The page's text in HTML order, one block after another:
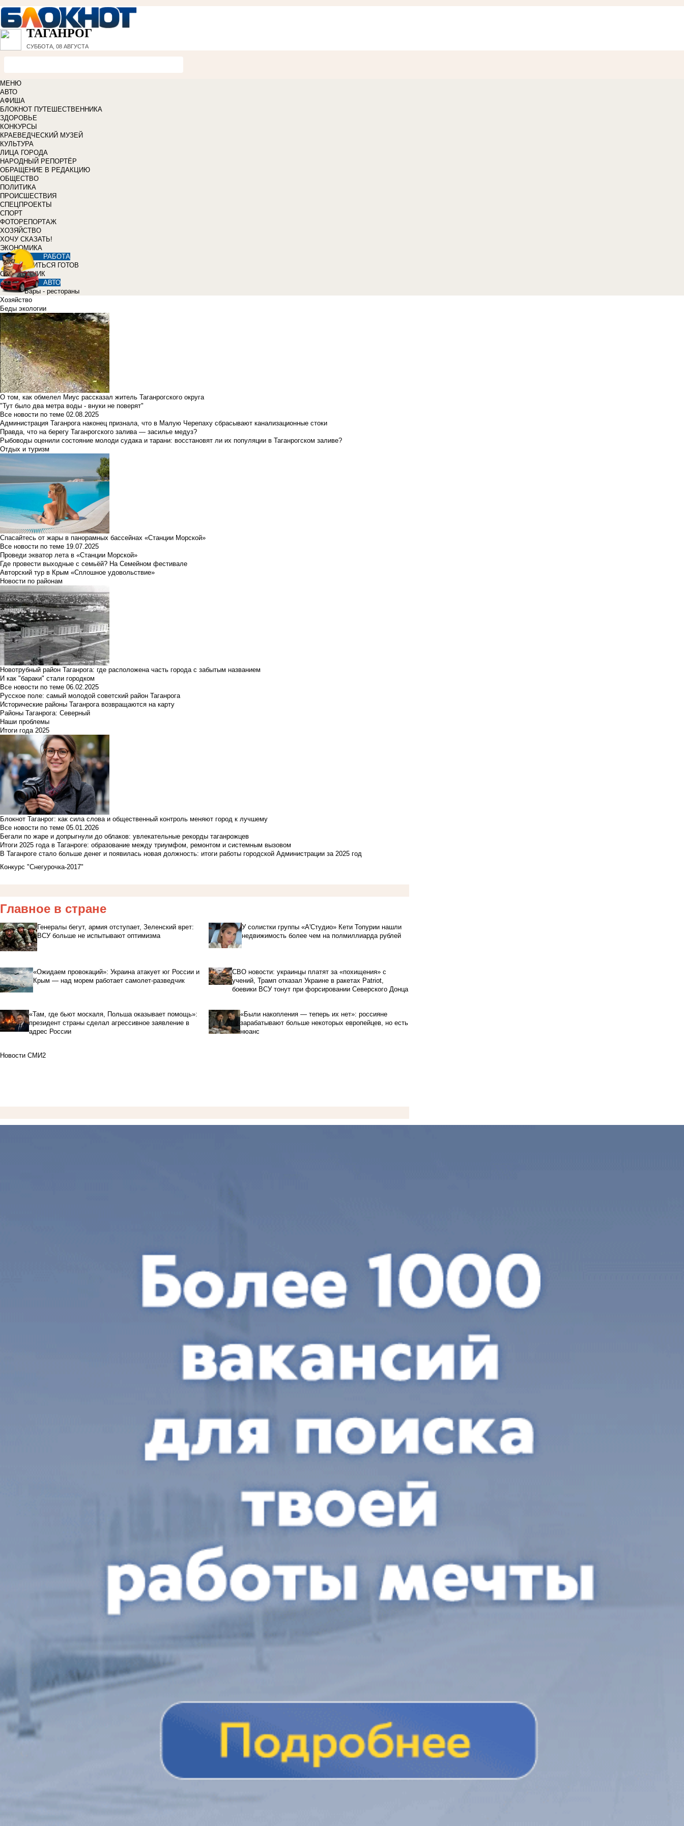
ТАГАНРОГ
СУББОТА, 08 АВГУСТА
МЕНЮ
АВТО
АФИША
БЛОКНОТ ПУТЕШЕСТВЕННИКА
ЗДОРОВЬЕ
КОНКУРСЫ
КРАЕВЕДЧЕСКИЙ МУЗЕЙ
КУЛЬТУРА
ЛИЦА ГОРОДА
НАРОДНЫЙ РЕПОРТЁР
ОБРАЩЕНИЕ В РЕДАКЦИЮ
ОБЩЕСТВО
ПОЛИТИКА
ПРОИСШЕСТВИЯ
СПЕЦПРОЕКТЫ
СПОРТ
ФОТОРЕПОРТАЖ
ХОЗЯЙСТВО
ХОЧУ СКАЗАТЬ!
ЭКОНОМИКА
РАБОТА
УЧИТЬСЯ ГОТОВ
СПРАВОЧНИК
АВТО
Бары - рестораны
Хозяйство
Беды экологии
О том, как обмелел Миус рассказал житель Таганрогского округа
"Тут было два метра воды - внуки не поверят"
Все новости по теме 02.08.2025
Администрация Таганрога наконец признала, что в Малую Черепаху сбрасывают канализационные стоки
Правда, что на берегу Таганрогского залива — засилье медуз?
Рыбоводы оценили состояние молоди судака и тарани: восстановят ли их популяции в Таганрогском заливе?
Отдых и туризм
Спасайтесь от жары в панорамных бассейнах «Станции Морской»
Все новости по теме 19.07.2025
Проведи экватор лета в «Станции Морской»
Где провести выходные с семьёй? На Семейном фестивале
Авторский тур в Крым «Сплошное удовольствие»
Новости по районам
Новотрубный район Таганрога: где расположена часть города с забытым названием
И как "бараки" стали городком
Все новости по теме 06.02.2025
Русское поле: самый молодой советский район Таганрога
Исторические районы Таганрога возвращаются на карту
Районы Таганрога: Северный
Наши проблемы
Итоги года 2025
Блокнот Таганрог: как сила слова и общественный контроль меняют город к лучшему
Все новости по теме 05.01.2026
Бегали по жаре и допрыгнули до облаков: увлекательные рекорды таганрожцев
Итоги 2025 года в Таганроге: образование между триумфом, ремонтом и системным вызовом
В Таганроге стало больше денег и появилась новая должность: итоги работы городской Администрации за 2025 год
Конкурс "Снегурочка-2017"
Главное в стране
Генералы бегут, армия отступает, Зеленский врет:
ВСУ больше не испытывают оптимизма
У солистки группы «А'Студио» Кети Топурии нашли
недвижимость более чем на полмиллиарда рублей
«Ожидаем провокаций»: Украина атакует юг России и
Крым — над морем работает самолет-разведчик
СВО новости: украинцы платят за «похищения» с
учений, Трамп отказал Украине в ракетах Patriot,
боевики ВСУ тонут при форсировании Северского Донца
«Там, где бьют москаля, Польша оказывает помощь»:
президент страны сделал агрессивное заявление в
адрес России
«Были накопления — теперь их нет»: россияне
зарабатывают больше некоторых европейцев, но есть
нюанс
Новости СМИ2